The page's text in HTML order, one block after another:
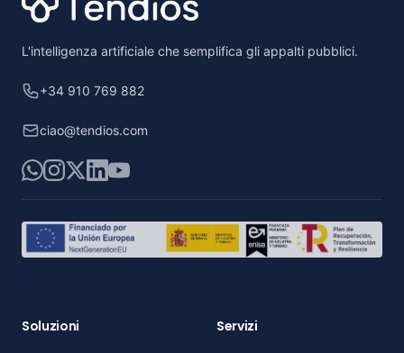
L'intelligenza artificiale che semplifica gli appalti pubblici.
+34 910 769 882
ciao@tendios.com
WhatsApp
Instagram
X LinkedIn
YouTube
Soluzioni Servizi